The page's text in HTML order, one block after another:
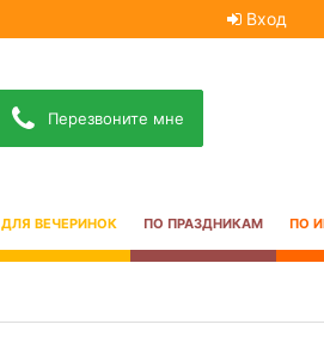
Вход
Перезвоните мне
ДЛЯ ВЕЧЕРИНОК ПО ПРАЗДНИКАМ ПО